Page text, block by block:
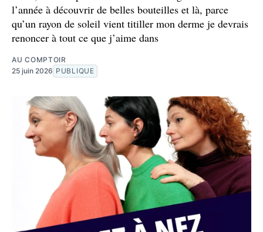
l’année à découvrir de belles bouteilles et là, parce
qu’un rayon de soleil vient titiller mon derme je devrais
renoncer à tout ce que j’aime dans
AU COMPTOIR
25 juin 2026 PUBLIQUE